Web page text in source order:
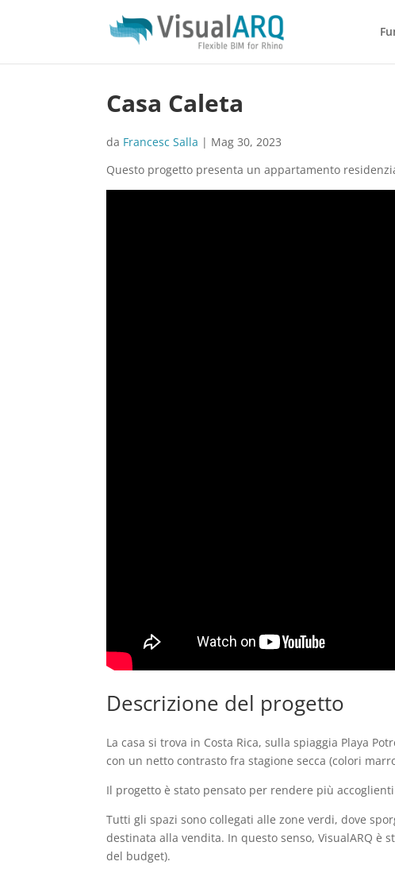
Casa Caleta
da Francesc Salla | Mag 30, 2023
Questo progetto presenta un appartamento
Descrizione del progetto
La casa si trova in Costa Rica, sulla spiaggia Playa
con un netto contrasto fra stagione secca (colori
Il progetto è stato pensato per rendere più
Tutti gli spazi sono collegati alle zone verdi, dove
destinata alla vendita. In questo senso, VisualARQ è
del budget).